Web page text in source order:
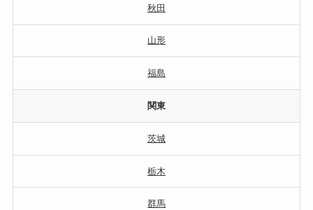
秋田
山形
福島
関東
茨城
栃木
群馬